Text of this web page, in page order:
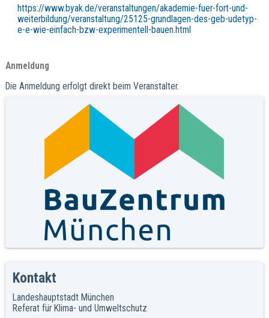
https://www.byak.de/veranstaltungen/akademie-fuer-fort-und-
weiterbildung/veranstaltung/25125-grundlagen-des-geb-udetyp-
e-e-wie-einfach-bzw-experimentell-bauen.html
Anmeldung
Die Anmeldung erfolgt direkt beim Veranstalter.
Kontakt
Landeshauptstadt München
Referat für Klima- und Umweltschutz